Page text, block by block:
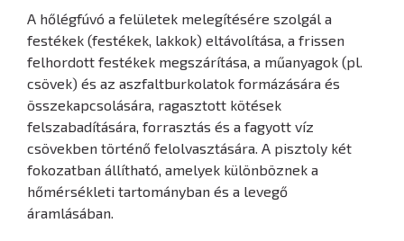
A hőlégfúvó a felületek melegítésére szolgál a
festékek (festékek, lakkok) eltávolítása, a frissen
felhordott festékek megszárítása, a műanyagok (pl.
csövek) és az aszfaltburkolatok formázására és
összekapcsolására, ragasztott kötések
felszabadítására, forrasztás és a fagyott víz
csövekben történő felolvasztására. A pisztoly két
fokozatban állítható, amelyek különböznek a
hőmérsékleti tartományban és a levegő
áramlásában.